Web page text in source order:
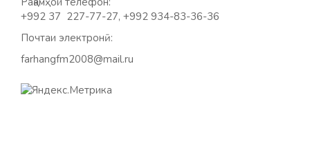
+992 37 227-77-27, +992 934-83-36-36
Почтаи электронӣ:
farhangfm2008@mail.ru